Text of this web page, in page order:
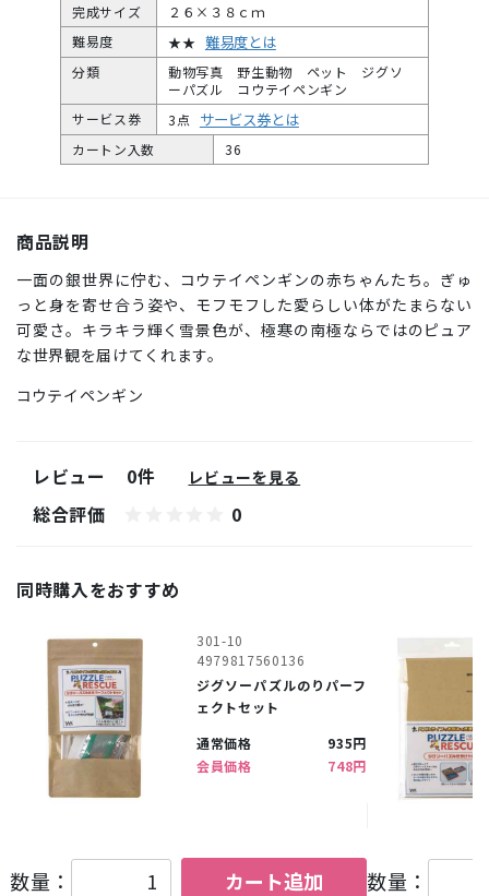
完成サイズ
２６×３８ｃｍ
難易度
★★ 難易度とは
分類
動物写真 野生動物 ペット ジグソ
ーパズル コウテイペンギン
サービス券
3点 サービス券とは
カートン入数 36
商品説明
一面の銀世界に佇む、コウテイペンギンの赤ちゃんたち。ぎゅ
っと身を寄せ合う姿や、モフモフした愛らしい体がたまらない
可愛さ。キラキラ輝く雪景色が、極寒の南極ならではのピュア
な世界観を届けてくれます。
コウテイペンギン
レビュー 0件 レビューを見る
総合評価 0
同時購入をおすすめ
301-10
4979817560136
ジグソーパズルのりパーフ
ェクトセット
通常価格
935円
会員価格
748円
数量： カート追加 数量：